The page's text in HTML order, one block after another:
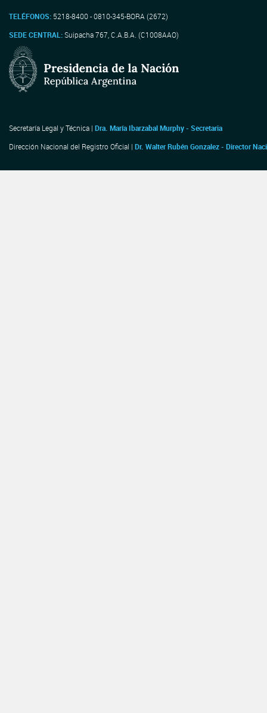
TELÉFONOS: 5218-8400 - 0810-345-BORA (2672)
SEDE CENTRAL:Suipacha 767, C.A.B.A. (C1008AAO)
Secretaría Legal y Técnica | Dra. María Ibarzabal Murphy - Secretaria
Dirección Nacional del Registro Oficial | Dr. Walter Rubén Gonzalez - Director